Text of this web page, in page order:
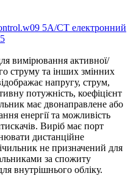
5А/СТ електронний
вимірювання активної/
струму та інших змінних
напругу, струм,
потужність, коефіцієнт
має двонаправлене або
енергії та можливість
Виріб має порт
дистанційне
не призначений для
за спожиту
внутрішнього обліку.